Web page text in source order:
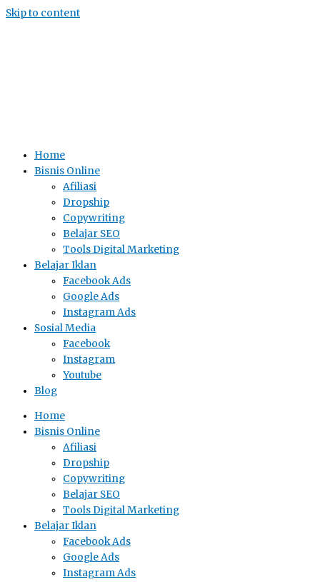
Skip to content
Home
Bisnis Online
Afiliasi
Dropship
Copywriting
Belajar SEO
Tools Digital Marketing
Belajar Iklan
Facebook Ads
Google Ads
Instagram Ads
Sosial Media
Facebook
Instagram
Youtube
Blog
Home
Bisnis Online
Afiliasi
Dropship
Copywriting
Belajar SEO
Tools Digital Marketing
Belajar Iklan
Facebook Ads
Google Ads
Instagram Ads